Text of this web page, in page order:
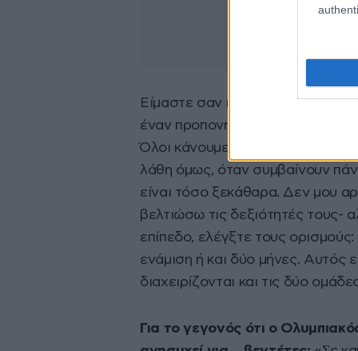
Είµαστε σαν ποδοσφαιρική
έναν προπονητή τον ενδιαφέρει
Όλοι κάνουµε λάθη, είµαστε
λάθη όµως, όταν συµβαίνουν
είναι τόσο ξεκάθαρα. Δεν µου
βελτιώσω τις δεξιότητές τους-
επίπεδο, ελέγξτε τους ορισµούς:
ενάµιση ή και δύο µήνες. Αυτός
διαχειρίζονται και τις δύο
Για το γεγονός ότι ο